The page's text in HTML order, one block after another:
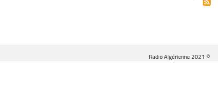
© Radio Algérienne 2021